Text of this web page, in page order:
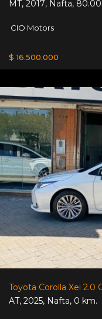
MT, 2017, Nafta,
CIO Motors
$ 16.500.000
Toyota Corolla Xei 2.0
AT, 2025, Nafta, 0 km.